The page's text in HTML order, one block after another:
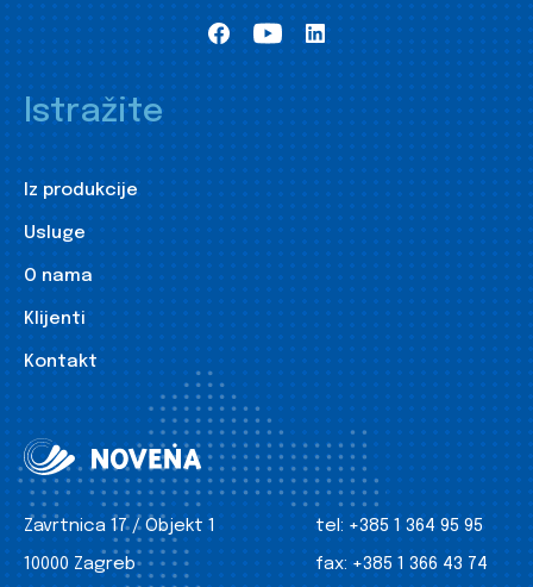
Istražite
Iz produkcije
Usluge
O nama
Klijenti
Kontakt
Zavrtnica 17 / Objekt 1
10000 Zagreb
tel: +385 1 364 95 95
fax: +385 1 366 43 74